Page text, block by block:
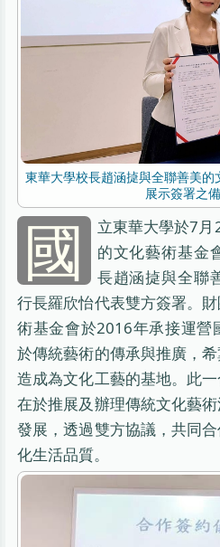
東華大學校長趙涵㨗與全聯善美
展示簽署之備
國
立東華大學於7
的文化藝術基金
長趙涵㨗與全聯
行長羅欣怡代表雙方簽署。
術基金會於2016年承接運營
於傳統藝術的傳承與推廣，
造成為文化工藝的基地。此
在於推展及辦理傳統文化藝
發展，透過雙方協議，共同
化生活品質。